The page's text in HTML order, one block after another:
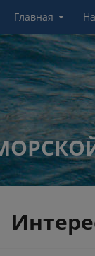
Главная